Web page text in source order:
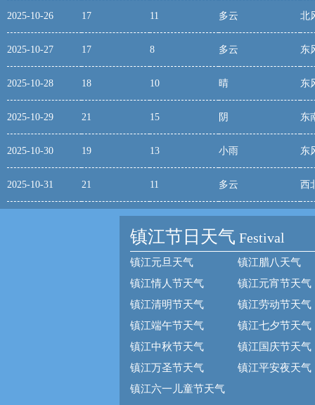
2025-10-26 17 11 多云 北
2025-10-27 17 8 多云 东
2025-10-28 18 10 晴 东
2025-10-29 21 15 阴 东
2025-10-30 19 13 小雨 东
2025-10-31 21 11 多云 西
镇江节日天气 Festival
镇江元旦天气
镇江腊八天气
镇江情人节天气
镇江元宵节天气
镇江清明节天气
镇江劳动节天气
镇江端午节天气
镇江七夕节天气
镇江中秋节天气
镇江国庆节天气
镇江万圣节天气
镇江平安夜天气
镇江六一儿童节天气